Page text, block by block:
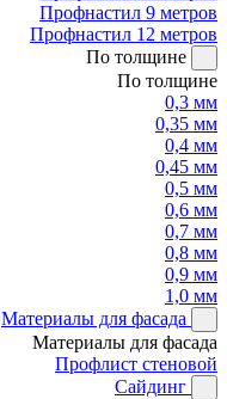
Профнастил 9 метров
Профнастил 12 метров
По толщине
По толщине
0,3 мм
0,35 мм
0,4 мм
0,45 мм
0,5 мм
0,6 мм
0,7 мм
0,8 мм
0,9 мм
1,0 мм
Материалы для фасада
Материалы для фасада
Профлист стеновой
Сайдинг